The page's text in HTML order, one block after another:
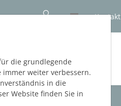
Kontakt
TESTEN
die grundlegende
weiter verbessern.
in die
Website finden Sie in